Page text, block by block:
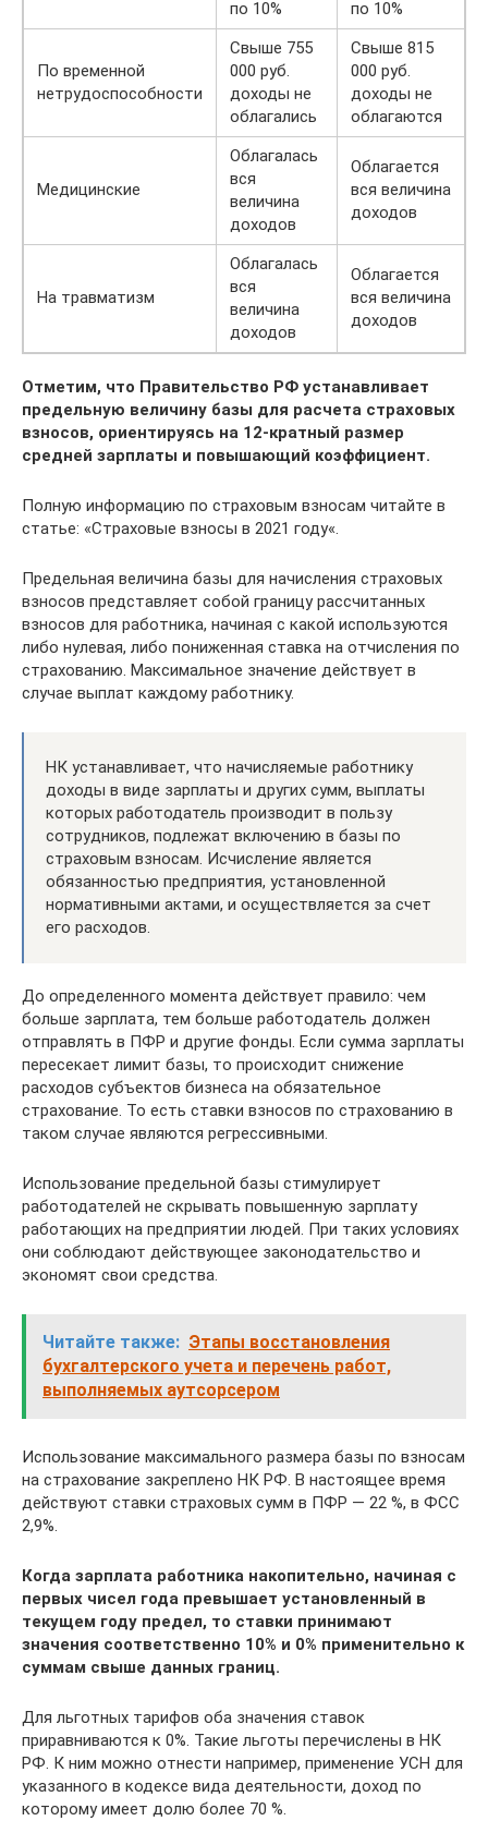
по 10% по 10%
По временной
нетрудоспособности
Свыше 755
000 руб.
доходы не
облагались
Свыше 815
000 руб.
доходы не
облагаются
Медицинские
Облагалась
вся
величина
доходов
Облагается
вся величина
доходов
На травматизм
Облагалась
вся
величина
доходов
Облагается
вся величина
доходов
Отметим, что Правительство РФ устанавливает
предельную величину базы для расчета страховых
взносов, ориентируясь на 12-кратный размер
средней зарплаты и повышающий коэффициент.
Полную информацию по страховым взносам читайте в
статье: «Страховые взносы в 2021 году«.
Предельная величина базы для начисления страховых
взносов представляет собой границу рассчитанных
взносов для работника, начиная с какой используются
либо нулевая, либо пониженная ставка на отчисления по
страхованию. Максимальное значение действует в
случае выплат каждому работнику.
НК устанавливает, что начисляемые работнику
доходы в виде зарплаты и других сумм, выплаты
которых работодатель производит в пользу
сотрудников, подлежат включению в базы по
страховым взносам. Исчисление является
обязанностью предприятия, установленной
нормативными актами, и осуществляется за счет
его расходов.
До определенного момента действует правило: чем
больше зарплата, тем больше работодатель должен
отправлять в ПФР и другие фонды. Если сумма зарплаты
пересекает лимит базы, то происходит снижение
расходов субъектов бизнеса на обязательное
страхование. То есть ставки взносов по страхованию в
таком случае являются регрессивными.
Использование предельной базы стимулирует
работодателей не скрывать повышенную зарплату
работающих на предприятии людей. При таких условиях
они соблюдают действующее законодательство и
экономят свои средства.
Читайте также: Этапы восстановления
бухгалтерского учета и перечень работ,
выполняемых аутсорсером
Использование максимального размера базы по взносам
на страхование закреплено НК РФ. В настоящее время
действуют ставки страховых сумм в ПФР — 22 %, в ФСС
2,9%.
Когда зарплата работника накопительно, начиная с
первых чисел года превышает установленный в
текущем году предел, то ставки принимают
значения соответственно 10% и 0% применительно к
суммам свыше данных границ.
Для льготных тарифов оба значения ставок
приравниваются к 0%. Такие льготы перечислены в НК
РФ. К ним можно отнести например, применение УСН для
указанного в кодексе вида деятельности, доход по
которому имеет долю более 70 %.